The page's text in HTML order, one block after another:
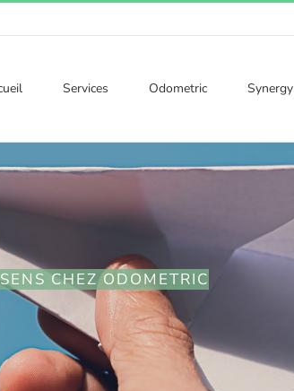
Services Odometric Synergy
CHEZ ODOMETRIC